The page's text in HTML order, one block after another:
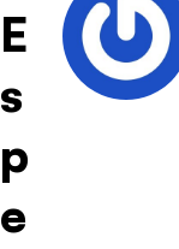
E
s
p
e